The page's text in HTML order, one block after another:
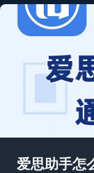
爱思助手怎